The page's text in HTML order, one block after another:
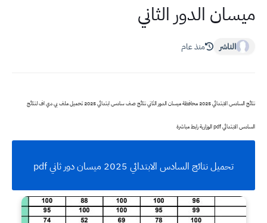
ميسان الدور الثاني
الناشر منذ عام
نتائج السادس الابتدائي 2025 محافظة ميسان الدور الثاني نتائج صف سادس ابتدائي 2025 تحميل ملف بي دي اف لنتائج
السادس الابتدائي pdf الوزارية رابط مباشرة
تحميل نتائج السادس الابتدائي 2025 ميسان دور ثاني pdf